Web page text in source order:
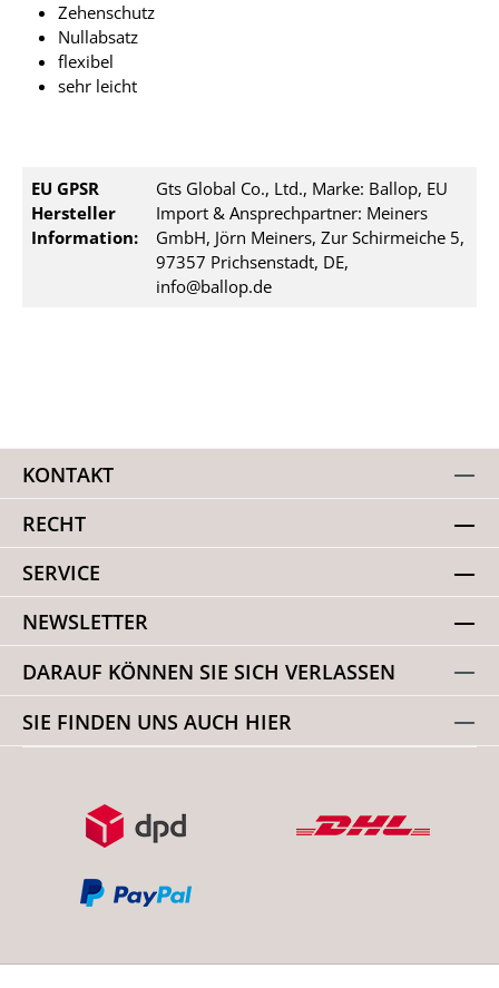
Zehenschutz
Nullabsatz
flexibel
sehr leicht
EU GPSR
Hersteller
Information:
Gts Global Co., Ltd., Marke: Ballop, EU
Import & Ansprechpartner: Meiners
GmbH, Jörn Meiners, Zur Schirmeiche 5,
97357 Prichsenstadt, DE,
info@ballop.de
KONTAKT
RECHT
SERVICE
NEWSLETTER
DARAUF KÖNNEN SIE SICH VERLASSEN
SIE FINDEN UNS AUCH HIER